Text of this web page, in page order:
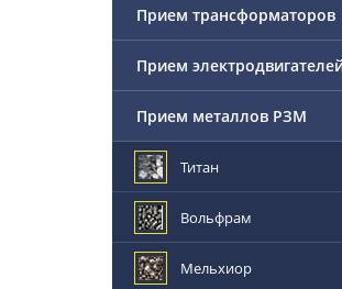
Прием трансформаторов
Прием
Прием металлов РЗМ
Титан
Вольфрам
Мельхиор